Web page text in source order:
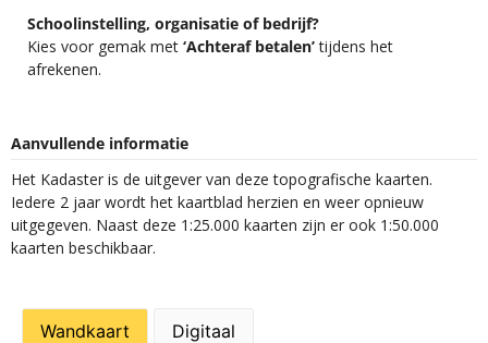
Schoolinstelling, organisatie of bedrijf?
Kies voor gemak met ‘Achteraf betalen’tijdens het
afrekenen.
Aanvullende informatie
Het Kadaster is de uitgever van deze topografische kaarten.
Iedere 2 jaar wordt het kaartblad herzien en weer opnieuw
uitgegeven. Naast deze 1:25.000 kaarten zijn er ook 1:50.000
kaarten beschikbaar.
Wandkaart Digitaal